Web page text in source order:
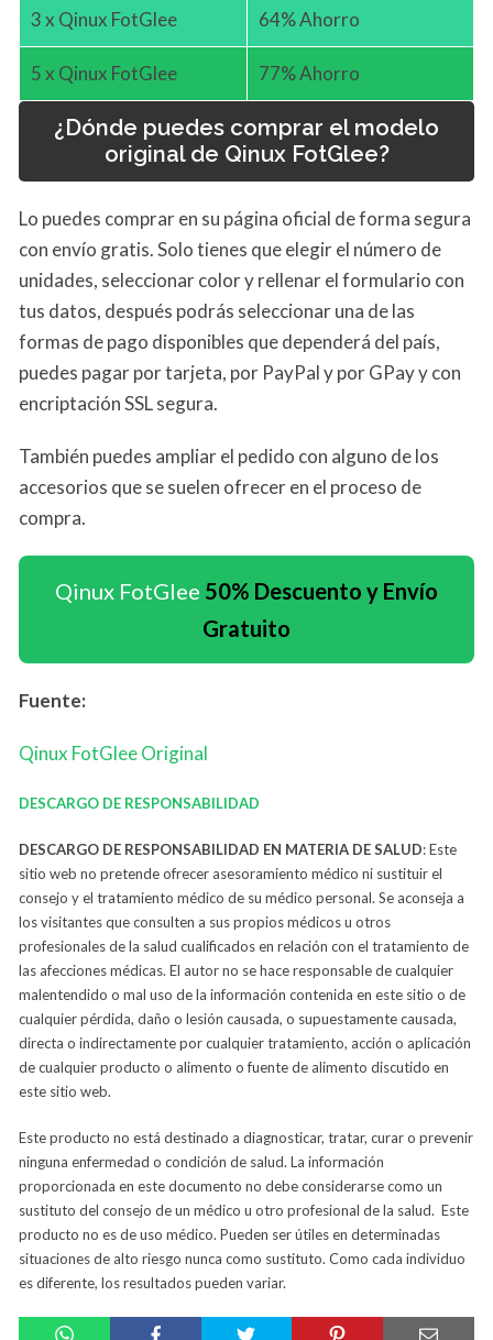
3 x Qinux FotGlee 64% Ahorro
5 x Qinux FotGlee 77% Ahorro
¿Dónde puedes comprar el modelo
original de Qinux FotGlee?
Lo puedes comprar en su página oficial de forma segura
con envío gratis. Solo tienes que elegir el número de
unidades, seleccionar color y rellenar el formulario con
tus datos, después podrás seleccionar una de las
formas de pago disponibles que dependerá del país,
puedes pagar por tarjeta, por PayPal y por GPay y con
encriptación SSL segura.
También puedes ampliar el pedido con alguno de los
accesorios que se suelen ofrecer en el proceso de
compra.
Qinux FotGlee 50% Descuento y Envío
Gratuito
Fuente:
Qinux FotGlee Original
DESCARGO DE RESPONSABILIDAD
DESCARGO DE RESPONSABILIDAD EN MATERIA DE SALUD: Este
sitio web no pretende ofrecer asesoramiento médico ni sustituir el
consejo y el tratamiento médico de su médico personal. Se aconseja a
los visitantes que consulten a sus propios médicos u otros
profesionales de la salud cualificados en relación con el tratamiento de
las afecciones médicas. El autor no se hace responsable de cualquier
malentendido o mal uso de la información contenida en este sitio o de
cualquier pérdida, daño o lesión causada, o supuestamente causada,
directa o indirectamente por cualquier tratamiento, acción o aplicación
de cualquier producto o alimento o fuente de alimento discutido en
este sitio web.
Este producto no está destinado a diagnosticar, tratar, curar o prevenir
ninguna enfermedad o condición de salud. La información
proporcionada en este documento no debe considerarse como un
sustituto del consejo de un médico u otro profesional de la salud. Este
producto no es de uso médico. Pueden ser útiles en determinadas
situaciones de alto riesgo nunca como sustituto. Como cada individuo
es diferente, los resultados pueden variar.